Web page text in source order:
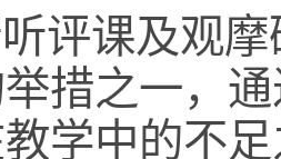
评课及观
措之一，
学中的不